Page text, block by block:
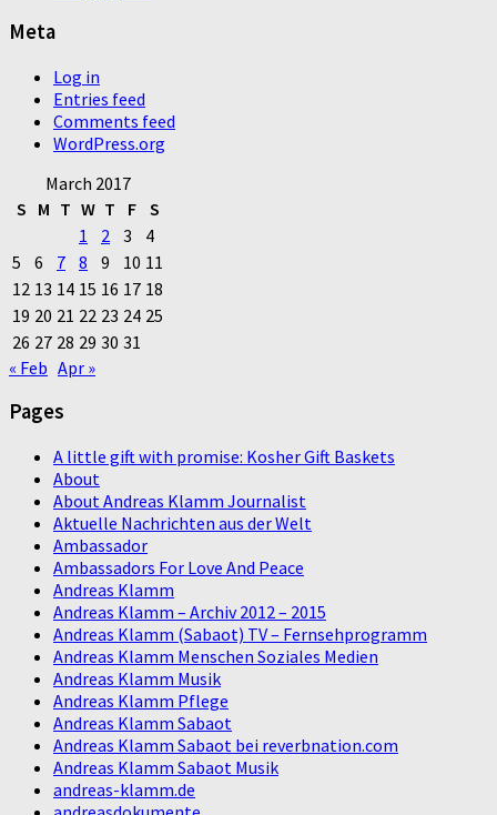
Meta
Log in
Entries feed
Comments feed
WordPress.org
March 2017
S M T W T F S
1
2 3
4
5
6 7 8 9 10 11
12 13 14 15 16 17 18
19 20 21 22 23 24 25
26 27 28 29 30 31
« Feb Apr »
Pages
A little gift with promise: Kosher Gift Baskets
About
About Andreas Klamm Journalist
Aktuelle Nachrichten aus der Welt
Ambassador
Ambassadors For Love And Peace
Andreas Klamm
Andreas Klamm – Archiv 2012 – 2015
Andreas Klamm (Sabaot) TV – Fernsehprogramm
Andreas Klamm Menschen Soziales Medien
Andreas Klamm Musik
Andreas Klamm Pflege
Andreas Klamm Sabaot
Andreas Klamm Sabaot bei reverbnation.com
Andreas Klamm Sabaot Musik
andreas-klamm.de